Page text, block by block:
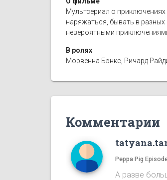
Мультсериал о
наряжаться, бывать в
невероятными
В ролях
Морвенна Бэнкс, Ричард
Комментарии
Peppa Pig
А разве